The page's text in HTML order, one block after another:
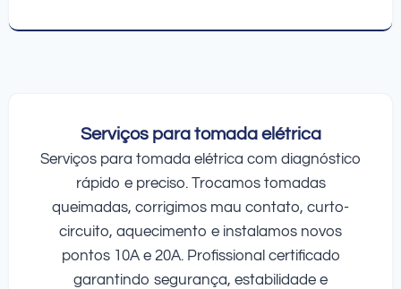
Serviços para tomada elétrica
Serviços para tomada elétrica com diagnóstico
rápido e preciso. Trocamos tomadas
queimadas, corrigimos mau contato, curto-
circuito, aquecimento e instalamos novos
pontos 10A e 20A. Profissional certificado
garantindo segurança, estabilidade e